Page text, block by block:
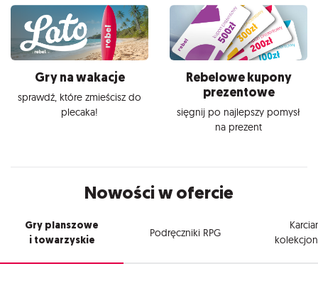
Gry na wakacje
sprawdź, które zmieścisz do
plecaka!
Rebelowe kupony
prezentowe
sięgnij po najlepszy pomysł
na prezent
Nowości w ofercie
Gry planszowe
i towarzyskie
Podręczniki RPG